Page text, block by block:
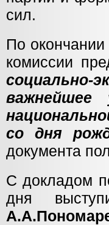
сил.
По
комиссии
со дня
документа
С докладом
дня